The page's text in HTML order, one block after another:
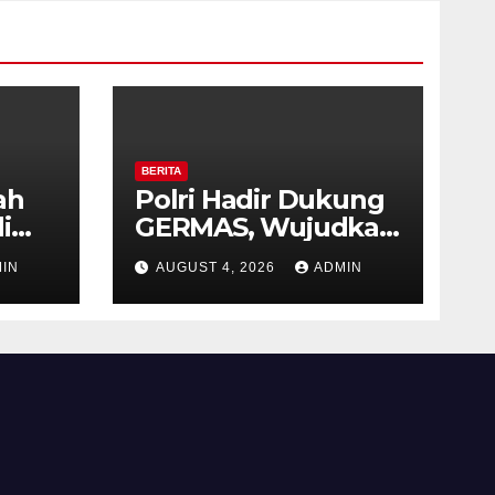
BERITA
Polri Hadir Dukung
GERMAS, Wujudkan
Budaya Hidup Sehat
di Kecamatan
Pabelan
AUGUST 4, 2026 ADMIN